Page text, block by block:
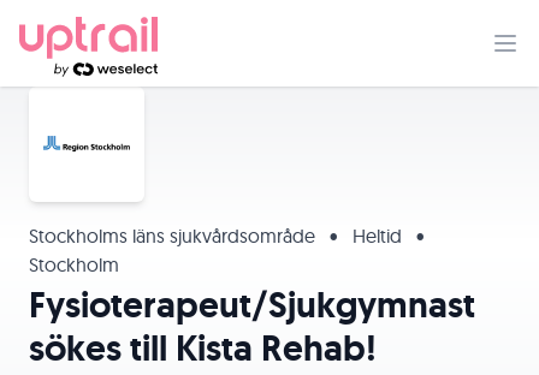
Stockholms läns sjukvårdsområde • Heltid
•
Stockholm
Fysioterapeut/Sjukgymnast
sökes till Kista Rehab!